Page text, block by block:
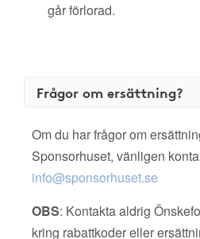
går förlorad.
Frågor om ersättning?
Om du har frågor om
Sponsorhuset, vänligen
info@sponsorhuset.se
OBS: Kontakta aldrig
kring rabattkoder eller